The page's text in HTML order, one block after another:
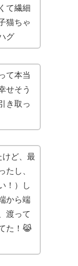
て繊細
猫ちゃ
グ
て本当
せそう
き取っ
けど、最
たし、
！）し
から端
渡って
た！😹